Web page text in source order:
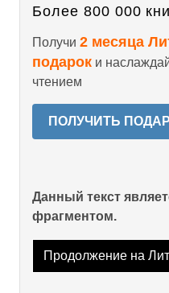
Более 800 000
Получи 2 месяца
подарок и
чтением
ПОЛУЧИТЬ
Данный текст
фрагментом.
Продолжение на